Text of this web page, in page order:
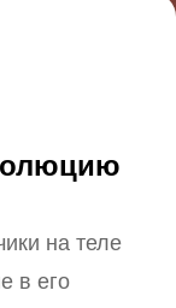
на теле
в его